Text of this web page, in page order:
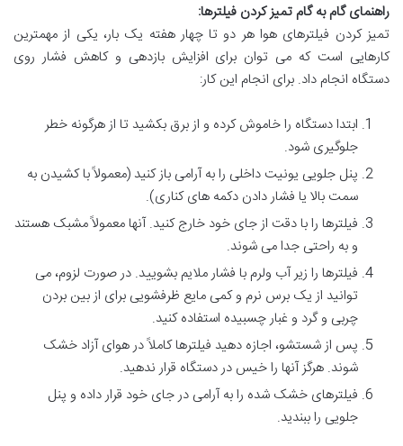
راهنمای گام به گام تمیز کردن فیلترها:
تمیز کردن فیلترهای هوا هر دو تا چهار هفته یک بار، یکی از مهمترین
کارهایی است که می توان برای افزایش بازدهی و کاهش فشار روی
دستگاه انجام داد. برای انجام این کار:
ابتدا دستگاه را خاموش کرده و از برق بکشید تا از هرگونه خطر
جلوگیری شود.
پنل جلویی یونیت داخلی را به آرامی باز کنید (معمولاً با کشیدن به
سمت بالا یا فشار دادن دکمه های کناری).
فیلترها را با دقت از جای خود خارج کنید. آنها معمولاً مشبک هستند
و به راحتی جدا می شوند.
فیلترها را زیر آب ولرم با فشار ملایم بشویید. در صورت لزوم، می
توانید از یک برس نرم و کمی مایع ظرفشویی برای از بین بردن
چربی و گرد و غبار چسبیده استفاده کنید.
پس از شستشو، اجازه دهید فیلترها کاملاً در هوای آزاد خشک
شوند. هرگز آنها را خیس در دستگاه قرار ندهید.
فیلترهای خشک شده را به آرامی در جای خود قرار داده و پنل
جلویی را ببندید.